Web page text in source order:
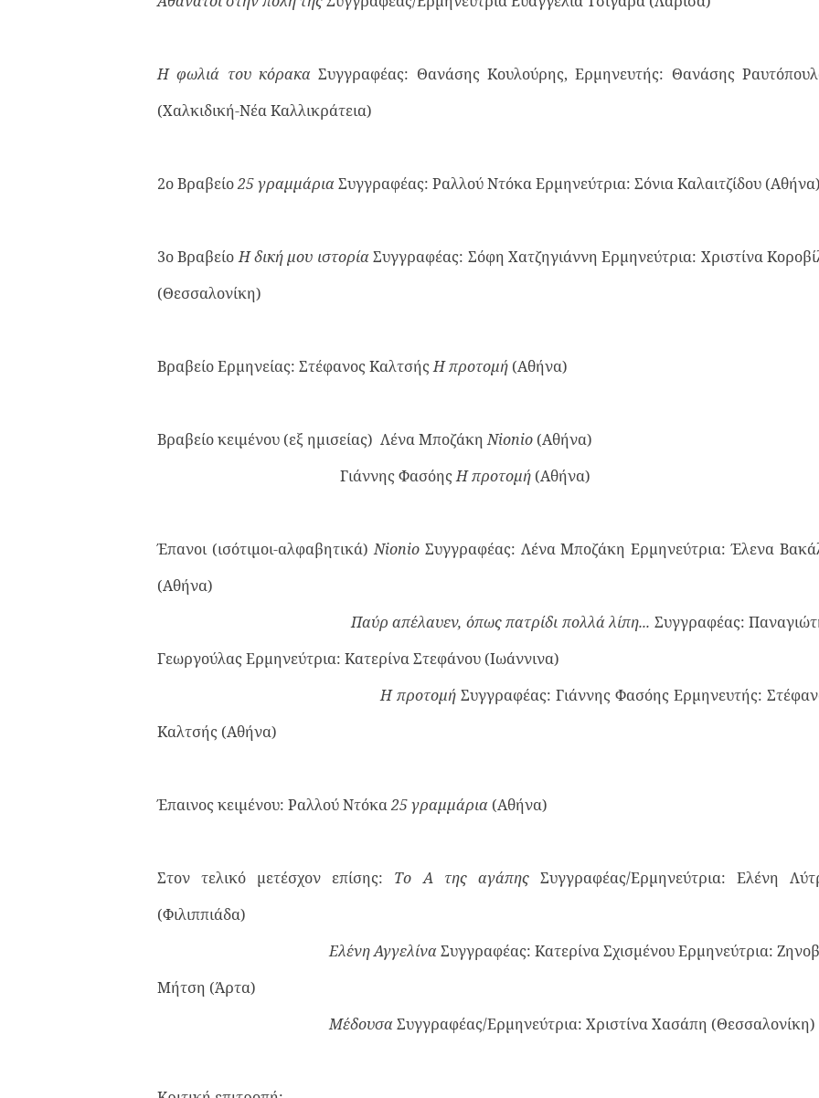
Η φωλιά του κόρακα Συγγραφέας: Θανάσης Κουλούρης, Ερμηνευτής: Θανάσης
(Χαλκιδική-Νέα Καλλικράτεια)
2ο Βραβείο25 γραμμάρια Συγγραφέας: Ραλλού Ντόκα Ερμηνεύτρια: Σόνια Καλαιτζίδου (Αθήνα)
3ο ΒραβείοΗ δική μου ιστορία Συγγραφέας: Σόφη Χατζηγιάννη Ερμηνεύτρια: Χριστίνα
(Θεσσαλονίκη)
Βραβείο Ερμηνείας: Στέφανος ΚαλτσήςΗ προτομή (Αθήνα)
Βραβείο κειμένου (εξ ημισείας) Λένα ΜποζάκηNionio (Αθήνα)
Γιάννης ΦασόηςΗ προτομή (Αθήνα)
Έπανοι (ισότιμοι-αλφαβητικά)Nionio Συγγραφέας: Λένα Μποζάκη Ερμηνεύτρια: Έλενα
(Αθήνα)
Παύρ απέλαυεν, όπως πατρίδι πολλά λίπη... Συγγραφέας:
Γεωργούλας Ερμηνεύτρια: Κατερίνα Στεφάνου (Ιωάννινα)
Η προτομήΣυγγραφέας: Γιάννης Φασόης Ερμηνευτής:
Καλτσής (Αθήνα)
Έπαινος κειμένου: Ραλλού Ντόκα25 γραμμάρια (Αθήνα)
Στον τελικό μετέσχον επίσης: Το Α της αγάπηςΣυγγραφέας/Ερμηνεύτρια: Ελένη
(Φιλιππιάδα)
Ελένη Αγγελίνα Συγγραφέας: Κατερίνα Σχισμένου Ερμηνεύτρια:
Μήτση (Άρτα)
Μέδουσα Συγγραφέας/Ερμηνεύτρια: Χριστίνα Χασάπη (Θεσσαλονίκη)